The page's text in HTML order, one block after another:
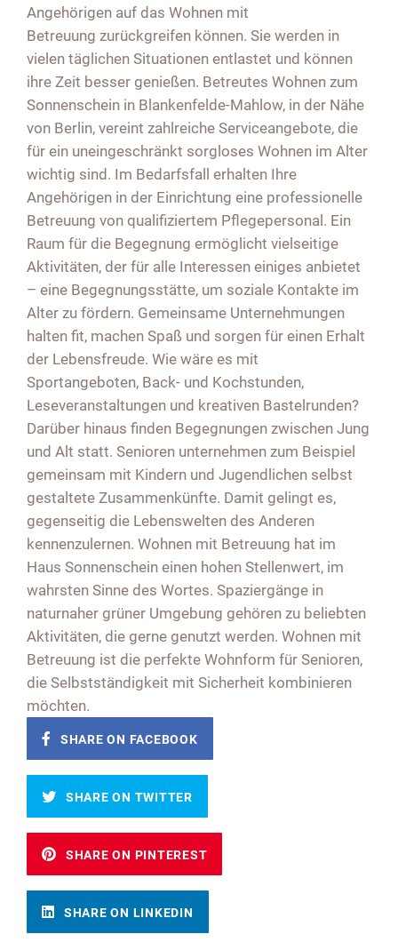
Angehörigen auf das Wohnen mit
Betreuung zurückgreifen können. Sie werden in
vielen täglichen Situationen entlastet und können
ihre Zeit besser genießen. Betreutes Wohnen zum
Sonnenschein in Blankenfelde-Mahlow, in der Nähe
von Berlin, vereint zahlreiche Serviceangebote, die
für ein uneingeschränkt sorgloses Wohnen im Alter
wichtig sind. Im Bedarfsfall erhalten Ihre
Angehörigen in der Einrichtung eine professionelle
Betreuung von qualifiziertem Pflegepersonal. Ein
Raum für die Begegnung ermöglicht vielseitige
Aktivitäten, der für alle Interessen einiges anbietet
– eine Begegnungsstätte, um soziale Kontakte im
Alter zu fördern. Gemeinsame Unternehmungen
halten fit, machen Spaß und sorgen für einen Erhalt
der Lebensfreude. Wie wäre es mit
Sportangeboten, Back- und Kochstunden,
Leseveranstaltungen und kreativen Bastelrunden?
Darüber hinaus finden Begegnungen zwischen Jung
und Alt statt. Senioren unternehmen zum Beispiel
gemeinsam mit Kindern und Jugendlichen selbst
gestaltete Zusammenkünfte. Damit gelingt es,
gegenseitig die Lebenswelten des Anderen
kennenzulernen. Wohnen mit Betreuung hat im
Haus Sonnenschein einen hohen Stellenwert, im
wahrsten Sinne des Wortes. Spaziergänge in
naturnaher grüner Umgebung gehören zu beliebten
Aktivitäten, die gerne genutzt werden. Wohnen mit
Betreuung ist die perfekte Wohnform für Senioren,
die Selbstständigkeit mit Sicherheit kombinieren
möchten.
SHARE ON FACEBOOK
SHARE ON TWITTER
SHARE ON PINTEREST
SHARE ON LINKEDIN